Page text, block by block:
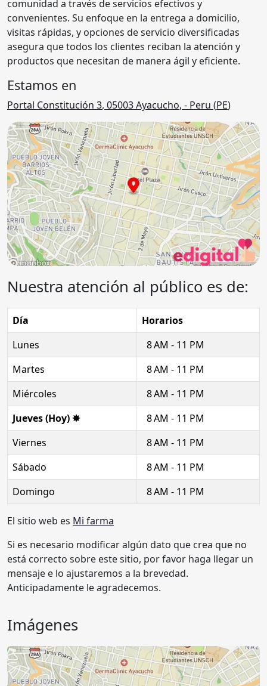
comunidad a través de servicios efectivos y
convenientes. Su enfoque en la entrega a domicilio,
visitas rápidas, y opciones de servicio diversificadas
asegura que todos los clientes reciban la atención y
productos que necesitan de manera ágil y eficiente.
Estamos en
Portal Constitución 3, 05003Ayacucho, - Peru (PE)
Nuestra atención al público es de:
Día
Horarios
Lunes
8 AM - 11 PM
Martes
8 AM - 11 PM
Miércoles
8 AM - 11 PM
Jueves (Hoy) ✸
8 AM - 11 PM
Viernes
8 AM - 11 PM
Sábado
8 AM - 11 PM
Domingo
8 AM - 11 PM
El sitio web es Mi farma
Si es necesario modificar algún dato que crea que no
está correcto sobre este sitio, por favor haga llegar un
mensaje e lo ajustaremos a la brevedad.
Anticipadamente le agradecemos.
Imágenes